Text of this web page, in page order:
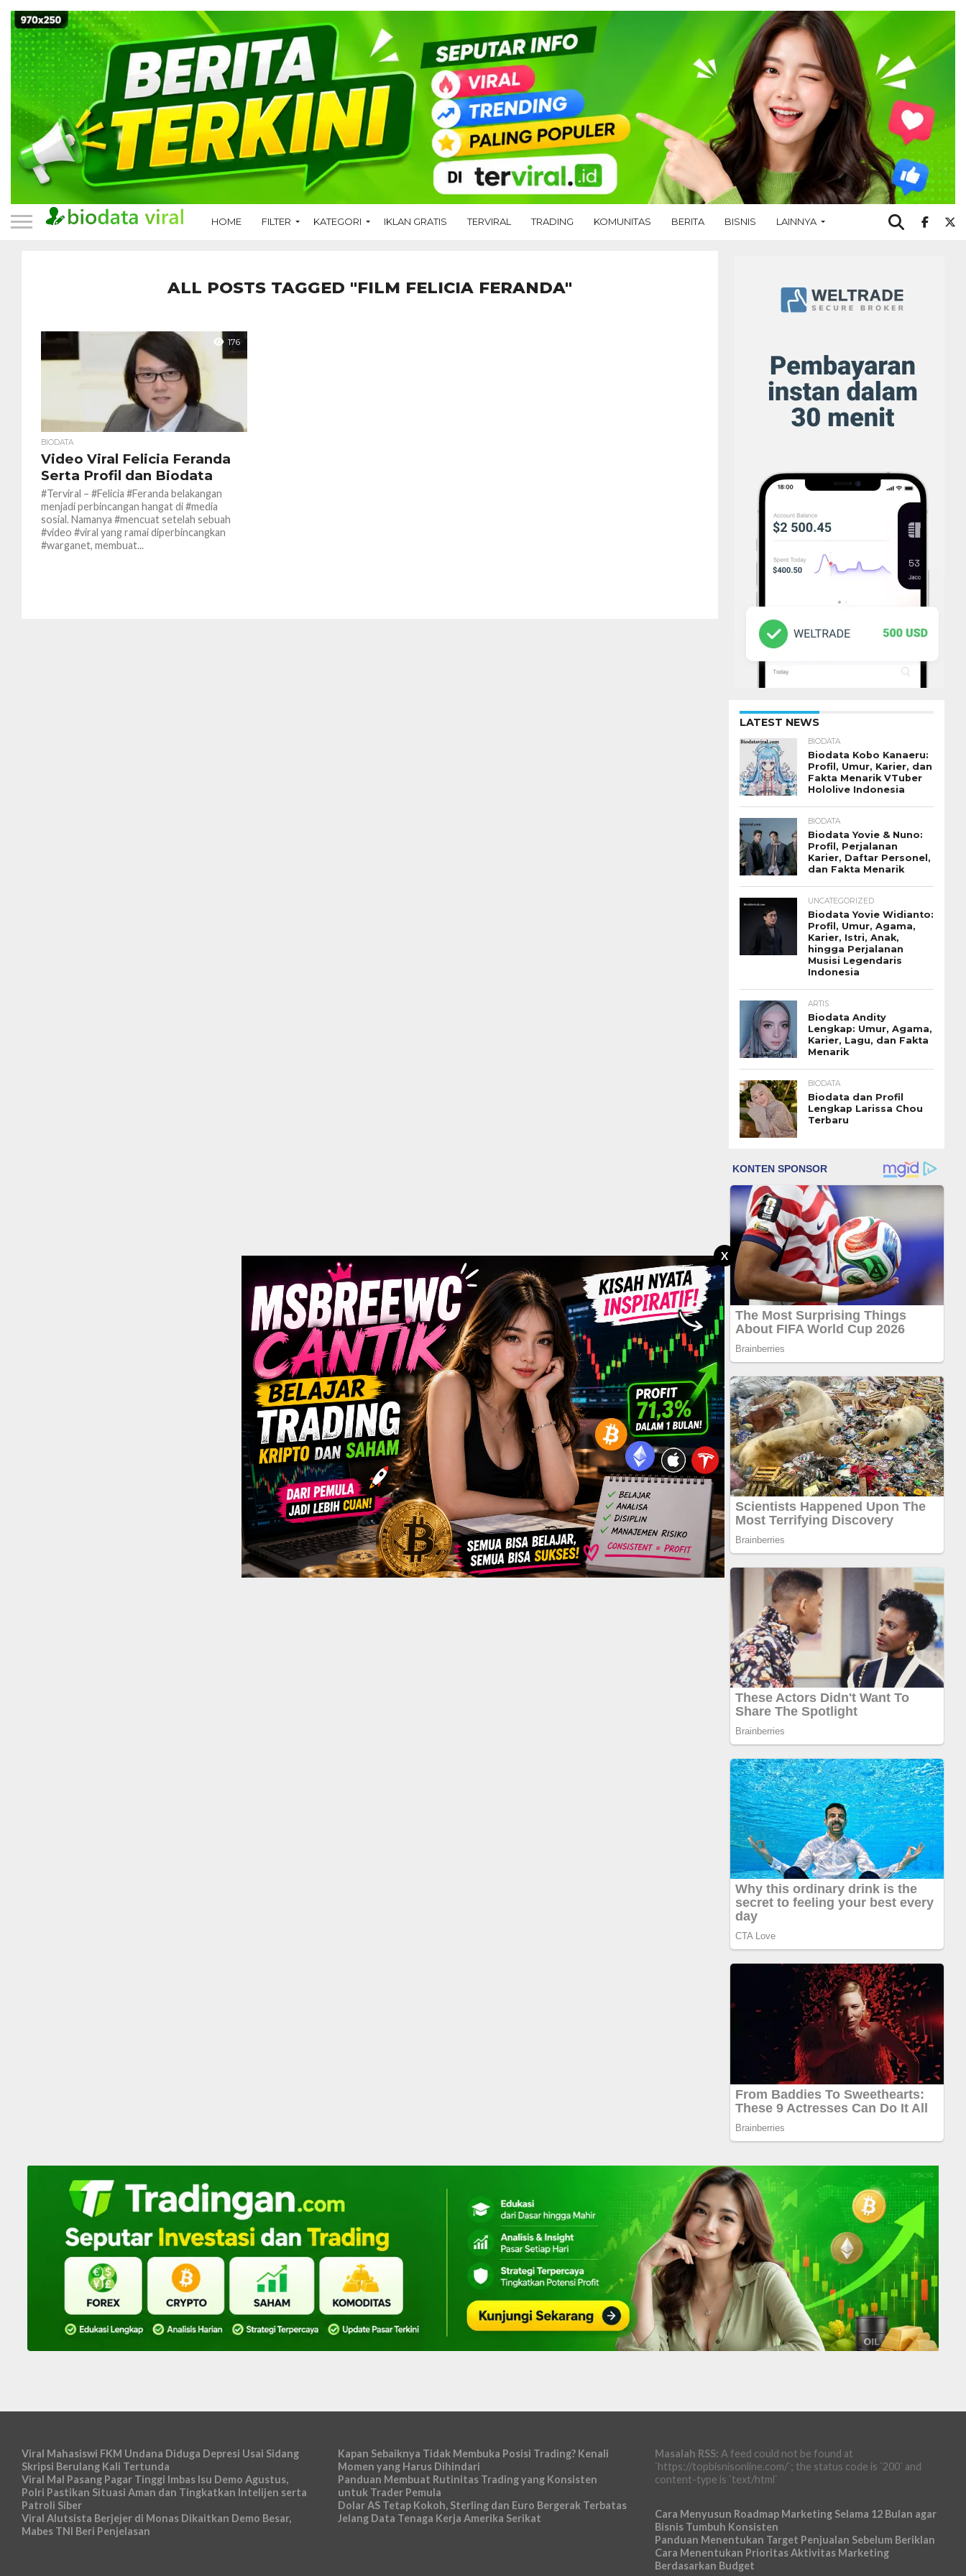
X
HOME FILTER KATEGORI IKLAN GRATIS TERVIRAL TRADING KOMUNITAS BERITA BISNIS LAINNYA
ALL POSTS TAGGED "FILM FELICIA FERANDA"
176
BIODATA
Video Viral Felicia Feranda
Serta Profil dan Biodata
#Terviral – #Felicia #Feranda belakangan
menjadi perbincangan hangat di #media
sosial. Namanya #mencuat setelah sebuah
#video #viral yang ramai diperbincangkan
#warganet, membuat...
LATEST NEWS
BIODATA
Biodata Kobo Kanaeru:
Profil, Umur, Karier, dan
Fakta Menarik VTuber
Hololive Indonesia
BIODATA
Biodata Yovie & Nuno:
Profil, Perjalanan
Karier, Daftar Personel,
dan Fakta Menarik
UNCATEGORIZED
Biodata Yovie Widianto:
Profil, Umur, Agama,
Karier, Istri, Anak,
hingga Perjalanan
Musisi Legendaris
Indonesia
ARTIS
Biodata Andity
Lengkap: Umur, Agama,
Karier, Lagu, dan Fakta
Menarik
BIODATA
Biodata dan Profil
Lengkap Larissa Chou
Terbaru
Viral Mahasiswi FKM Undana Diduga Depresi Usai Sidang
Skripsi Berulang Kali Tertunda
Viral Mal Pasang Pagar Tinggi Imbas Isu Demo Agustus,
Polri Pastikan Situasi Aman dan Tingkatkan Intelijen serta
Patroli Siber
Viral Alutsista Berjejer di Monas Dikaitkan Demo Besar,
Mabes TNI Beri Penjelasan
Kapan Sebaiknya Tidak Membuka Posisi Trading? Kenali
Momen yang Harus Dihindari
Panduan Membuat Rutinitas Trading yang Konsisten
untuk Trader Pemula
Dolar AS Tetap Kokoh, Sterling dan Euro Bergerak Terbatas
Jelang Data Tenaga Kerja Amerika Serikat
Masalah RSS: A feed could not be found at
`https://topbisnisonline.com/`; the status code is `200` and
content-type is `text/html`
Cara Menyusun Roadmap Marketing Selama 12 Bulan agar
Bisnis Tumbuh Konsisten
Panduan Menentukan Target Penjualan Sebelum Beriklan
Cara Menentukan Prioritas Aktivitas Marketing
Berdasarkan Budget